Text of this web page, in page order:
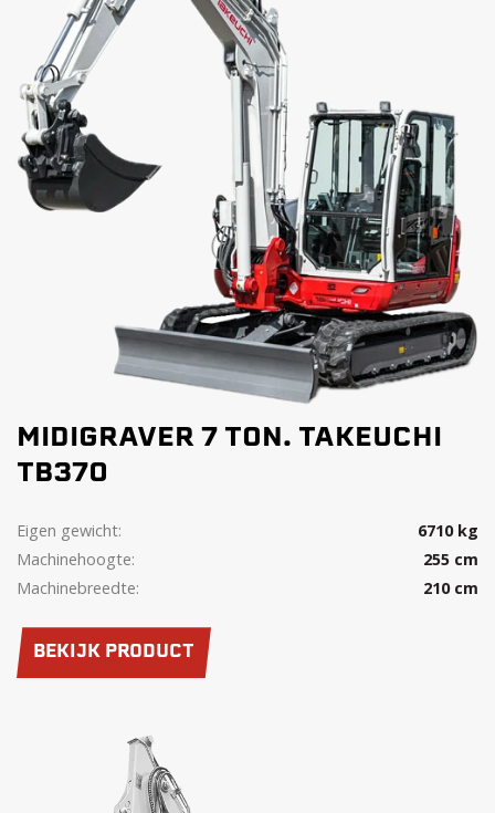
MIDIGRAVER 7 TON. TAKEUCHI
TB370
Eigen gewicht:
6710 kg
Machinehoogte:
255 cm
Machinebreedte:
210 cm
BEKIJK PRODUCT